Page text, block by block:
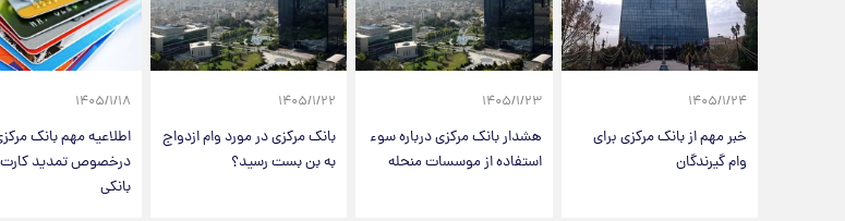
۱۴۰۵/۱/۲۴
خبر مهم از بانک مرکزی برای
وام گیرندگان
۱۴۰۵/۱/۲۳
هشدار بانک مرکزی درباره سوء
استفاده از موسسات منحله
۱۴۰۵/۱/۲۲
بانک مرکزی در مورد وام ازدواج
به بن بست رسید؟
۱۴۰۵/۱/۱۸
اطلاعیه مهم بانک
درخصوص تمدید
بانکی